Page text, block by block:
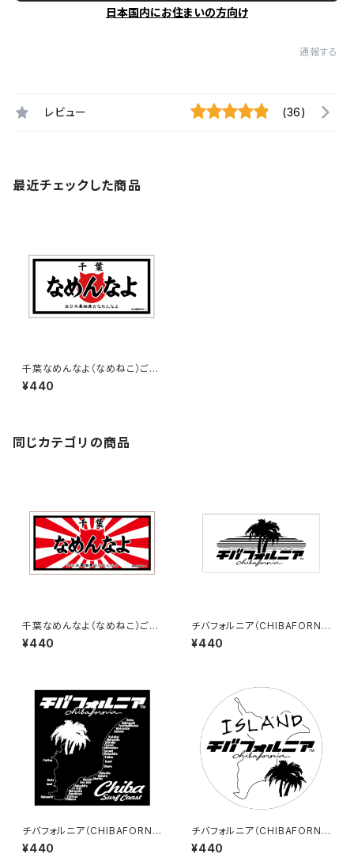
日本国内にお住まいの方向け
通報する
レビュー (36)
最近チェックした商品
千葉なめんなよ（なめねこ）ご当
地ステッカー B-3
¥440
同じカテゴリの商品
千葉なめんなよ（なめねこ）ご当
地ステッカー B-4
¥440
チバフォルニア（CHIBAFORNI
A）ステッカーB（White）
¥440
チバフォルニア（CHIBAFORNI
A）ステッカーC（Black）
¥440
チバフォルニア（CHIBAFORNI
A）ステッカーD（White）
¥440